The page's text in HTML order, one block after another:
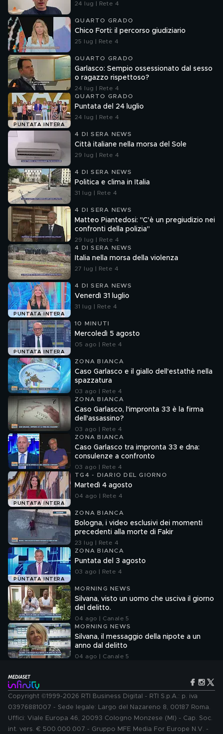
24 lug | Rete 4
QUARTO GRADO
Chico Forti: il percorso giudiziario
25 lug | Rete 4
QUARTO GRADO
Garlasco: Sempio ossessionato dal sesso
o ragazzo rispettoso?
24 lug | Rete 4
PUNTATA INTERA
QUARTO GRADO
Puntata del 24 luglio
24 lug | Rete 4
4 DI SERA NEWS
Città italiane nella morsa del Sole
29 lug | Rete 4
4 DI SERA NEWS
Politica e clima in Italia
31 lug | Rete 4
4 DI SERA NEWS
Matteo Piantedosi: "C'è un pregiudizio nei
confronti della polizia"
29 lug | Rete 4
4 DI SERA NEWS
Italia nella morsa della violenza
27 lug | Rete 4
PUNTATA INTERA
4 DI SERA NEWS
Venerdì 31 luglio
31 lug | Rete 4
PUNTATA INTERA
10 MINUTI
Mercoledì 5 agosto
05 ago | Rete 4
ZONA BIANCA
Caso Garlasco e il giallo dell'estathè nella
spazzatura
03 ago | Rete 4
ZONA BIANCA
Caso Garlasco, l'impronta 33 è la firma
dell'assassino?
03 ago | Rete 4
ZONA BIANCA
Caso Garlasco tra impronta 33 e dna:
consulenze a confronto
03 ago | Rete 4
PUNTATA INTERA
TG4 - DIARIO DEL GIORNO
Martedì 4 agosto
04 ago | Rete 4
ZONA BIANCA
Bologna, i video esclusivi dei momenti
precedenti alla morte di Fakir
23 lug | Rete 4
PUNTATA INTERA
ZONA BIANCA
Puntata del 3 agosto
03 ago | Rete 4
MORNING NEWS
Silvana, visto un uomo che usciva il giorno
del delitto.
04 ago | Canale 5
MORNING NEWS
Silvana, il messaggio della nipote a un
anno dal delitto
04 ago | Canale 5
Copyright ©1999-2026 RTI Business Digital - RTI S.p.A.: p. iva
03976881007 - Sede legale: Largo del Nazareno 8, 00187 Roma.
Uffici: Viale Europa 46, 20093 Cologno Monzese (MI) - Cap. Soc.
int. vers. € 500.000.007 - Gruppo MFE Media For Europe N.V. -